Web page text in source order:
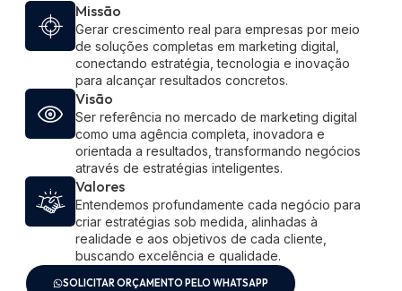
Missão
Gerar crescimento real para empresas por meio
de soluções completas em marketing digital,
conectando estratégia, tecnologia e inovação
para alcançar resultados concretos.
Visão
Ser referência no mercado de marketing digital
como uma agência completa, inovadora e
orientada a resultados, transformando negócios
através de estratégias inteligentes.
Valores
Entendemos profundamente cada negócio para
criar estratégias sob medida, alinhadas à
realidade e aos objetivos de cada cliente,
buscando excelência e qualidade.
SOLICITAR ORÇAMENTO PELO WHATSAPP